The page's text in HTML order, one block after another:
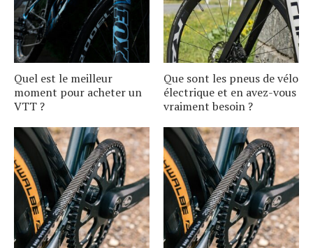
Quel est le meilleur
moment pour acheter un
VTT ?
Que sont les pneus de vélo
électrique et en avez-vous
vraiment besoin ?